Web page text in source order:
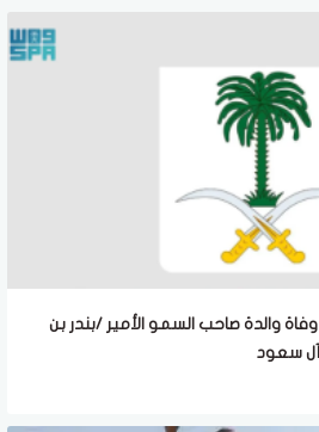
والدة صاحب السمو الأمير /بندر بن
آل سعود